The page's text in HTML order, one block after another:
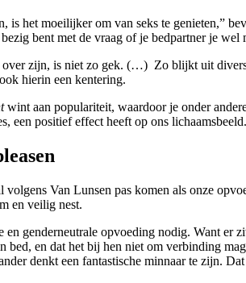
is het moeilijker om van seks te genieten,”
bent met de vraag of je bedpartner je wel
zijn, is niet zo gek. (…) Zo blijkt uit
hierin een kentering.
wint aan populariteit, waardoor je onder
een positief effect heeft op ons
volgens Van Lunsen pas komen als onze
en veilig nest.
en genderneutrale opvoeding nodig. Want
bed, en dat het bij hen niet om verbinding
denkt een fantastische minnaar te zijn.